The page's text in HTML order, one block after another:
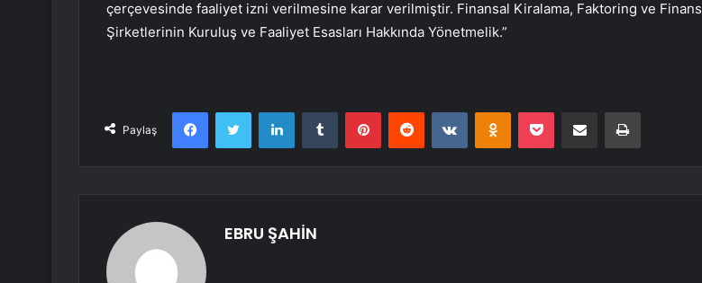
çerçevesinde faaliyet izni verilmesine karar verilmiştir. Finansal Kiralama, Faktoring ve Finans
Şirketlerinin Kuruluş ve Faaliyet Esasları Hakkında Yönetmelik.”
Paylaş
FacebookTwitter LinkedInTumblr PinterestReddit VKontakteOdnoklassniki
Pocket E-Posta ile paylaş Yazdır
EBRU ŞAHİN